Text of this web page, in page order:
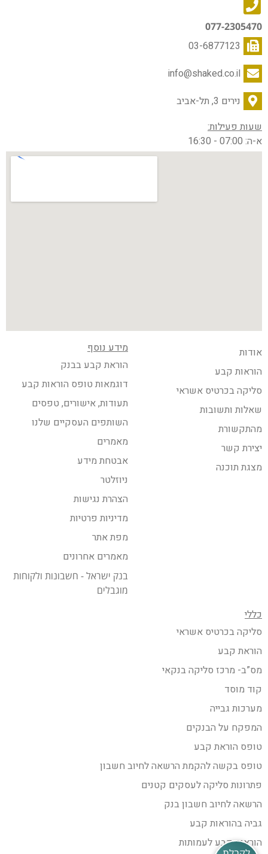
077-2305470
03-6877123
info@shaked.co.il
נירים 3, תל-אביב
שעות פעילות:
א-ה: 07:00 - 16:30
אודות
הוראות קבע
סליקה בכרטיס אשראי
שאלות ותשובות
מהתקשורת
יצירת קשר
מצגת תוכנה
מידע נוסף
הוראת קבע בבנק
דוגמאות טופס הוראות קבע
תעודות, אישורים, טפסים
השותפים העסקיים שלנו
מאמרים
אבטחת מידע
ניוזלטר
הצהרת נגישות
מדיניות פרטיות
מפת אתר
מאמרים אחרונים
בנק ישראל - חשבונות ולקוחות
מוגבלים
כללי
סליקה בכרטיס אשראי
הוראת קבע
מס”ב- מרכז סליקה בנקאי
קוד מוסד
מערכות גבייה
המפקח על הבנקים
טופס הוראת קבע
טופס בקשה להקמת הרשאה לחיוב חשבון
פתרונות סליקה לעסקים קטנים
הרשאה לחיוב חשבון בנק
גביה בהוראות קבע
הוראות קבע לעמותות